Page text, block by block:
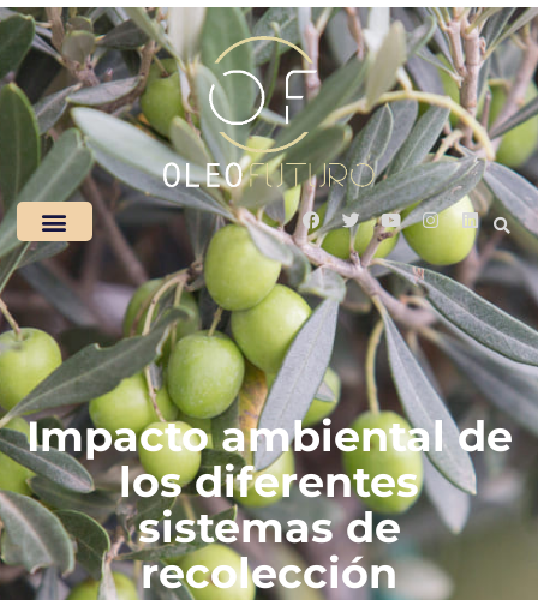
Impacto ambiental de
los diferentes
sistemas de
recolección